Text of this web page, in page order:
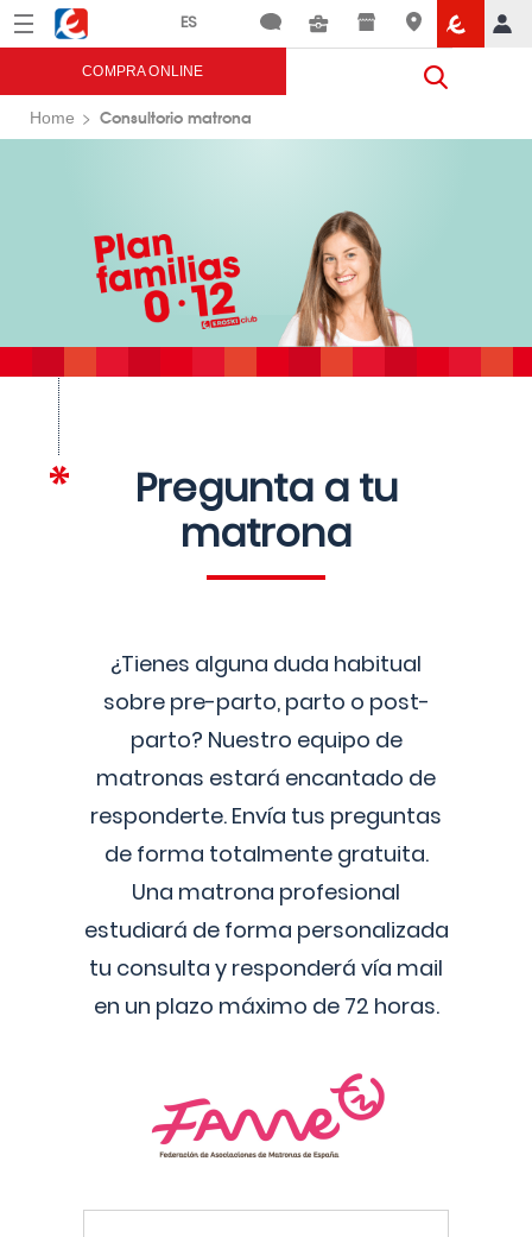
Menú Eroski
COMPRA ONLINE
Home Consultorio matrona
Pregunta a tu
matrona
¿Tienes alguna duda habitual
sobre pre-parto, parto o post-
parto? Nuestro equipo de
matronas estará encantado de
responderte. Envía tus preguntas
de forma totalmente gratuita.
Una matrona profesional
estudiará de forma personalizada
tu consulta y responderá vía mail
en un plazo máximo de 72 horas.